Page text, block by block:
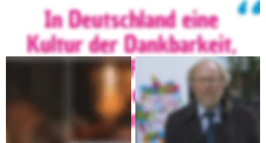
aber coronabedingt leider anders war als
ursprünglich geplant.
Hier der Link zum Livestream zum Anschauen.